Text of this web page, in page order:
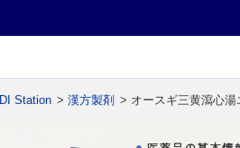
DI Station > 漢方製剤 > オースギ三黄瀉心湯